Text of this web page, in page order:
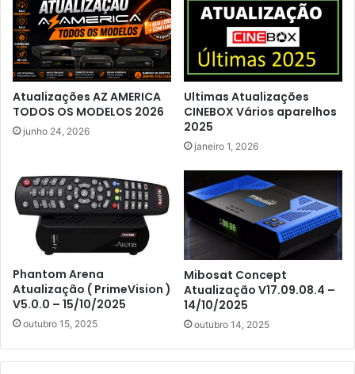
Atualizações AZ AMERICA
TODOS OS MODELOS 2026
junho 24, 2026
Ultimas Atualizações
CINEBOX Vários aparelhos
2025
janeiro 1, 2026
Phantom Arena
Atualização ( PrimeVision )
V5.0.0 – 15/10/2025
outubro 15, 2025
Mibosat Concept
Atualização V17.09.08.4 –
14/10/2025
outubro 14, 2025